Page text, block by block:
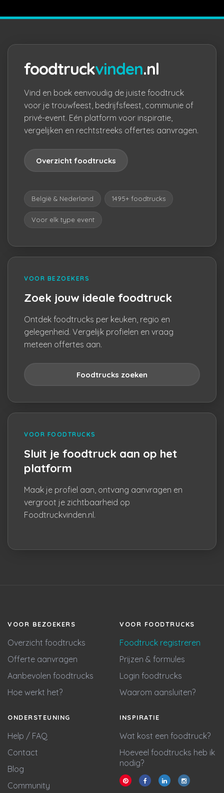
foodtruckvinden.nl
Vind en boek eenvoudig de juiste foodtruck
voor je trouwfeest, bedrijfsfeest, communie of
privé-event. Eén platform voor inspiratie,
vergelijken en rechtstreeks offertes aanvragen.
Overzicht foodtrucks
België & Nederland 1495+ foodtrucks
Voor elk type event
VOOR BEZOEKERS
Zoek jouw ideale foodtruck
Ontdek foodtrucks per keuken, regio en
gelegenheid. Vergelijk profielen en vraag
meteen offertes aan.
Foodtrucks zoeken
VOOR FOODTRUCKS
Sluit je foodtruck aan op het
platform
Maak je profiel aan, ontvang aanvragen en
vergroot je zichtbaarheid op
Foodtruckvinden.nl.
VOOR BEZOEKERS
Overzicht foodtrucks
Offerte aanvragen
Aanbevolen foodtrucks
Hoe werkt het?
VOOR FOODTRUCKS
Foodtruck registreren
Prijzen & formules
Login foodtrucks
Waarom aansluiten?
ONDERSTEUNING
Help / FAQ
Contact
Blog
Community
INSPIRATIE
Wat kost een foodtruck?
Hoeveel foodtrucks heb ik
nodig?